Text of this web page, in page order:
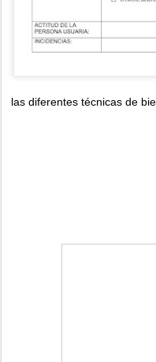
las diferentes técnicas de